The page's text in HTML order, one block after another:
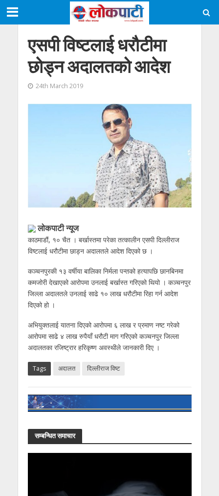
एसपी विष्टलाई धरौटीमा
छाेड्न अदालतको आदेश
24th March 2019
लाेकपाटी न्यूज
काठमाडौं, १० चैत । बर्खास्तमा परेका तत्कालीन एसपी दिल्लीराज
विष्टलाई धरौटीमा छाड्न अदालतले आदेश दिएको छ ।
कञ्चनपुरकी १३ वर्षीया बालिका निर्मला पन्तको हत्यापछि छानबिनमा
कमजोरी देखाएको आरोपमा उनलाई बर्खास्त गरिएको थियो । कञ्चनपुर
जिल्ला अदालतले उनलाई साढे १० लाख धरौटीमा रिहा गर्न आदेश
दिएको हो ।
अभियुक्तलाई यातना दिएको आरोपमा ६ लाख र प्रमाण नष्ट गरेको
आरोपमा साढे ४ लाख रुपैयाँ धरौटी माग गरिएको कञ्चनपुर जिल्ला
अदालतका रजिष्ट्रार हरिकृष्ण अवस्थीले जानकारी दिए ।
Tags अदालत दिल्लीराज विष्ट
सम्बन्धित समाचार